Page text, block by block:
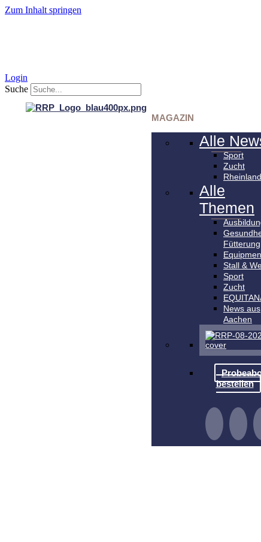
Zum Inhalt springen
Login
Suche
MAGAZIN
Alle
Sport
Zucht
Rheinland
Alle
Themen
Fütterung
Stall &
Sport
Zucht
News aus
Aachen
bestellen